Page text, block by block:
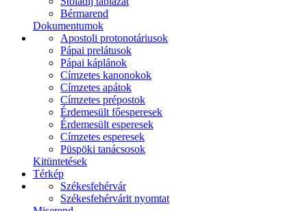
Bérmarend
Dokumentumok
Apostoli protonotáriusok
Pápai prelátusok
Pápai káplánok
Címzetes kanonokok
Címzetes apátok
Címzetes prépostok
Érdemesült főesperesek
Érdemesült esperesek
Címzetes esperesek
Püspöki tanácsosok
Kitüntetések
Térkép
Székesfehérvár
Székesfehérvárit nyomtat